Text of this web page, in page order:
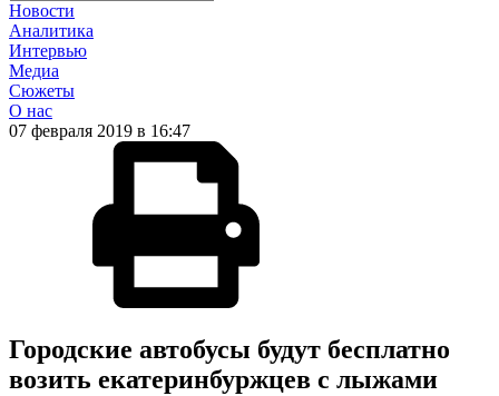
Новости
Аналитика
Интервью
Медиа
Сюжеты
О нас
07 февраля 2019 в 16:47
Городские автобусы будут бесплатно
возить екатеринбуржцев с лыжами